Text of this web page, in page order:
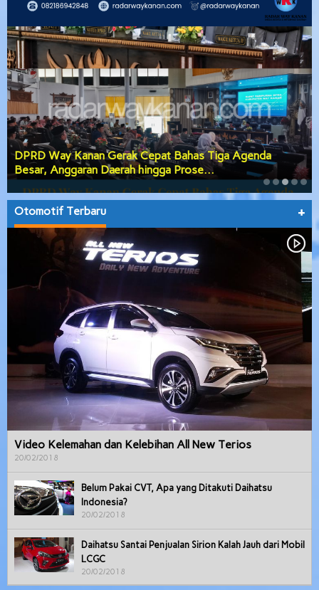
DPRD Way Kanan Gerak Cepat Bahas Tiga Agenda
Besar, Anggaran Daerah hingga Prose…
Otomotif Terbaru +
Video Kelemahan dan Kelebihan All New Terios
20/02/2018
Belum Pakai CVT, Apa yang Ditakuti Daihatsu
Indonesia?
20/02/2018
Daihatsu Santai Penjualan Sirion Kalah Jauh dari Mobil
LCGC
20/02/2018